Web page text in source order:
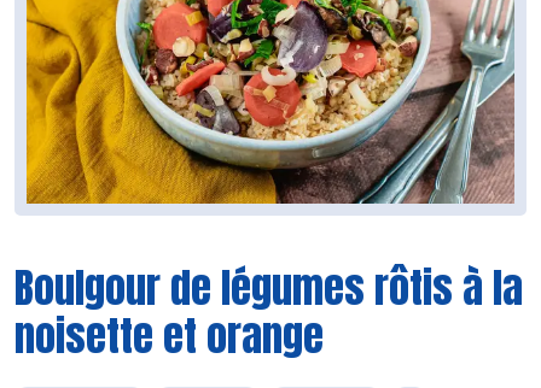
Boulgour de légumes rôtis à la
noisette et orange